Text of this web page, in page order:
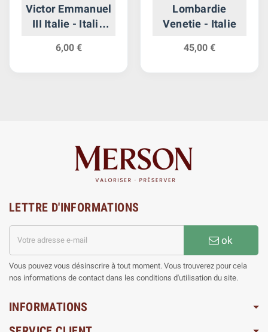
Victor Emmanuel
III Italie - Italie
6,00 €
Lombardie
Venetie - Italie
45,00 €
LETTRE D'INFORMATIONS
ok
Vous pouvez vous désinscrire à tout moment. Vous trouverez pour cela
nos informations de contact dans les conditions d'utilisation du site.
INFORMATIONS